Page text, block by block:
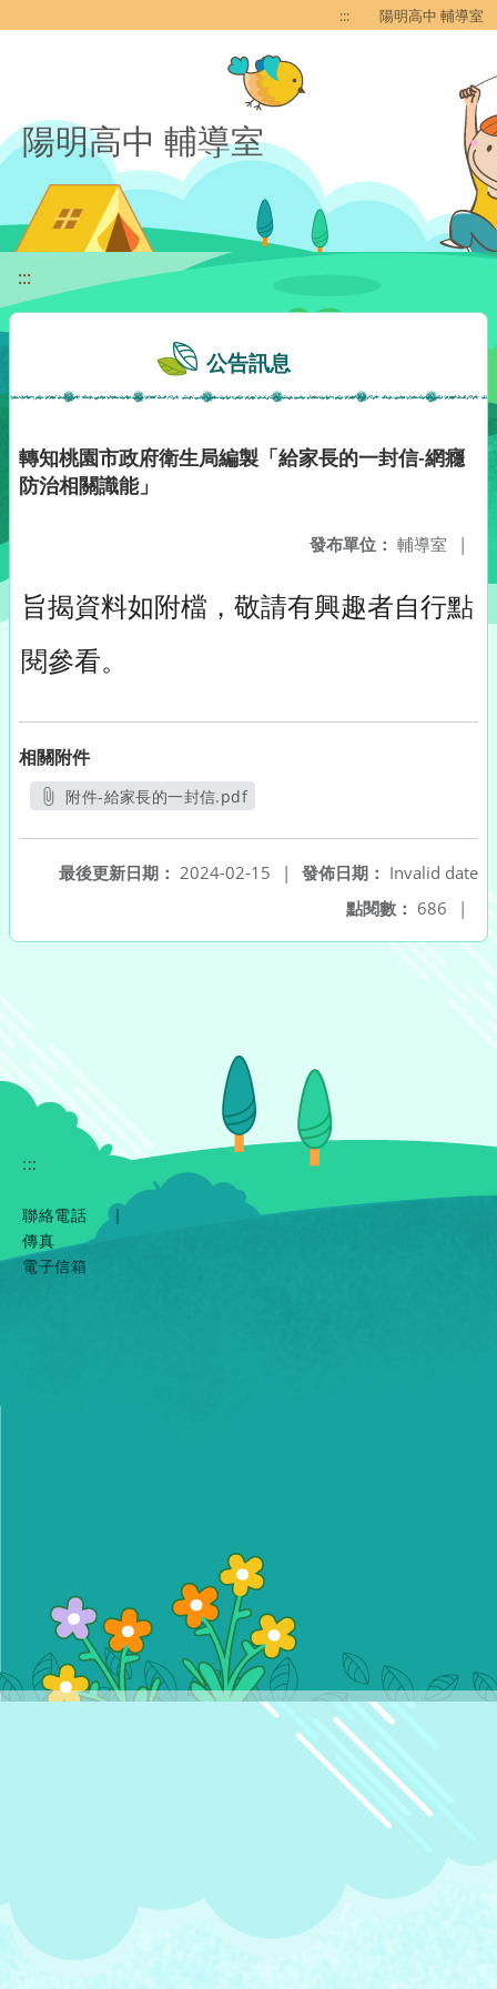
::: 陽明高中 輔導室
陽明高中 輔導室
:::
公告訊息
轉知桃園市政府衛生局編製「給家長的一封信-網癮
防治相關識能」
發布單位： 輔導室 |
旨揭資料如附檔，敬請有興趣者自行點
閱參看。
相關附件
附件-給家長的一封信.pdf
發佈日期： Invalid date
最後更新日期： 2024-02-15
|
點閱數： 686 |
:::
聯絡電話
|
傳真
電子信箱